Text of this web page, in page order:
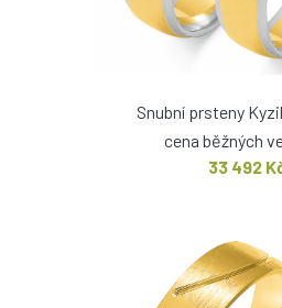
Snubní prsteny
cena běžných
33 492